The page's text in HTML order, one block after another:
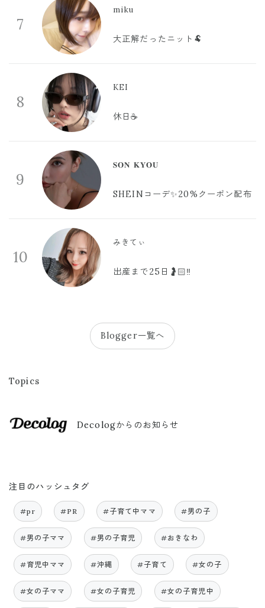
7
miku
大正解だったニット🐏
8
KEI
休日☕️
9
𝐒𝐎𝐍 𝐊𝐘𝐎𝐔
SHEINコーデ✨20%クーポン配布
10
みきてぃ
出産まで25日🤰🏻‼️
Blogger一覧へ
Topics
Decologからのお知らせ
注目のハッシュタグ
#pr #PR #子育て中ママ #男の子
#男の子ママ #男の子育児 #おきなわ
#育児中ママ #沖縄 #子育て #女の子
#女の子ママ #女の子育児 #女の子育児中